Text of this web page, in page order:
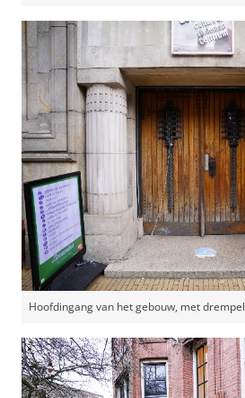
Hoofdingang van het gebouw, met drempel